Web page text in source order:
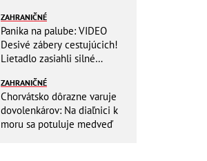
KAPYBARY, kde sa tam
nabrali?
ZAHRANIČNÉ
Panika na palube: VIDEO
Desivé zábery cestujúcich!
Lietadlo zasiahli silné
ZAHRANIČNÉ
Chorvátsko dôrazne varuje
dovolenkárov: Na diaľnici k
moru sa potuluje medveď